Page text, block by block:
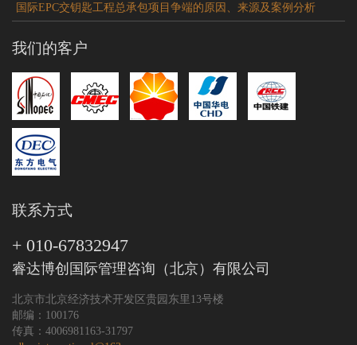
国际EPC交钥匙工程总承包项目争端的原因、来源及案例分析
我们的客户
联系方式
+ 010-67832947
睿达博创国际管理咨询（北京）有限公司
北京市北京经济技术开发区贵园东里13号楼
邮编：100176
传真：4006981163-31797